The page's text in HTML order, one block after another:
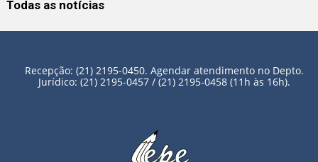
Todas as notícias
Recepção: (21) 2195-0450. Agendar atendimento no Depto.
Jurídico: (21) 2195-0457 / (21) 2195-0458 (11h às 16h).